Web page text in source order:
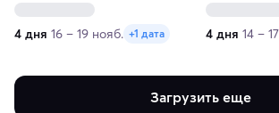
4 дня 16 – 19 нояб. +1 дата 4 дня 14 –
Загрузить еще